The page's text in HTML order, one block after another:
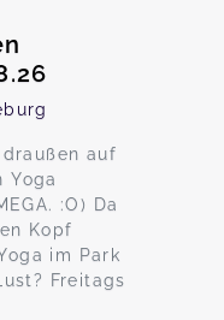
auf
Yoga
:O) Da
Kopf
im Park
Freitags